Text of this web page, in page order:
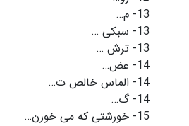
13- م…
13- سبکی …
13- ترش …
14- عض…
14- الماس خالص ت…
14- گ…
15- خورشتی که می خورن…